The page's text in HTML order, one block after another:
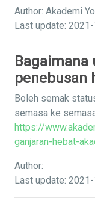
Author: Akademi
Last update:
penebusan
Boleh semak
semasa ke
https://
ganjaran-hebat-
Author:
Last update: